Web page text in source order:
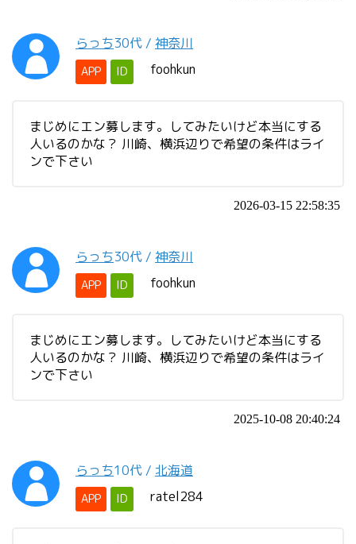
らっち30代 / 神奈川
APP ID foohkun
まじめにエン募します。してみたいけど本当にする
人いるのかな？ 川崎、横浜辺りで希望の条件はライ
ンで下さい
2026-03-15 22:58:35
らっち30代 / 神奈川
APP ID foohkun
まじめにエン募します。してみたいけど本当にする
人いるのかな？ 川崎、横浜辺りで希望の条件はライ
ンで下さい
2025-10-08 20:40:24
らっち10代 / 北海道
APP ID ratel284